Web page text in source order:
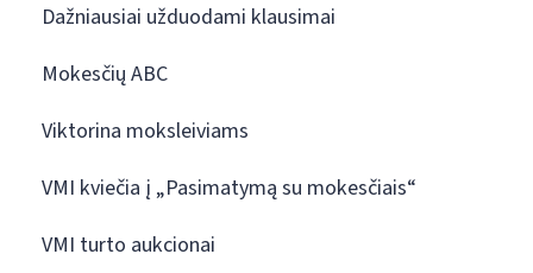
Dažniausiai užduodami klausimai
Mokesčių ABC
Viktorina moksleiviams
VMI kviečia į „Pasimatymą su mokesčiais“
VMI turto aukcionai